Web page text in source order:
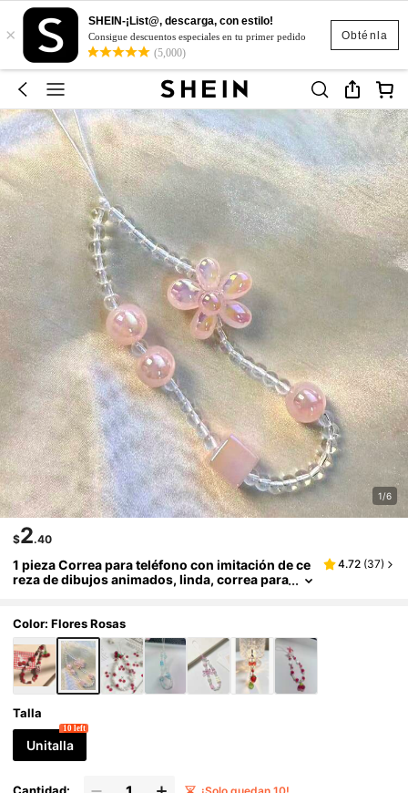
Obténla
×
SHEIN-¡List@, descarga, con estilo!
Consigue descuentos especiales en tu primer pedido
(5,000)
1/6
$2.40
1 pieza Correa para teléfono con imitación de ce
reza de dibujos animados, linda, correa para
4.72 (37)
Color: Flores Rosas
Talla
Unitalla
10 left